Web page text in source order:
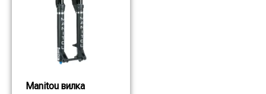
Manitou вилка